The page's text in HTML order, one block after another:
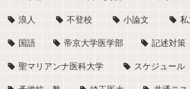
浪人 不登校 小論文
国語 帝京大学医学部 記述対策
聖マリアンナ医科大学 スケジュール